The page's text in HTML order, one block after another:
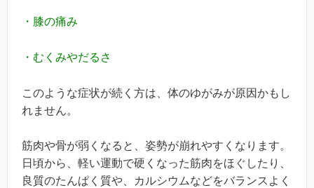
・膝の痛み
・むくみやだるさ
このような症状が続く方は、体のゆがみが原因かもし
れません。
筋肉や骨が弱くなると、姿勢が崩れやすくなります。
日頃から、軽い運動で硬くなった筋肉をほぐしたり、
良質のたんぱく質や、カルシウムなどをバランスよく